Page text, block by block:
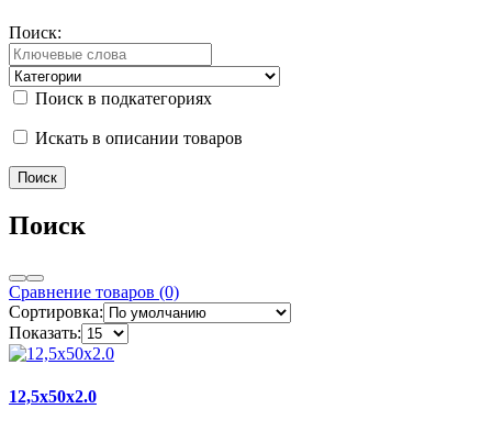
Поиск:
Поиск в подкатегориях
Искать в описании товаров
Поиск
Сравнение товаров (0)
Сортировка:
Показать:
12,5x50x2.0